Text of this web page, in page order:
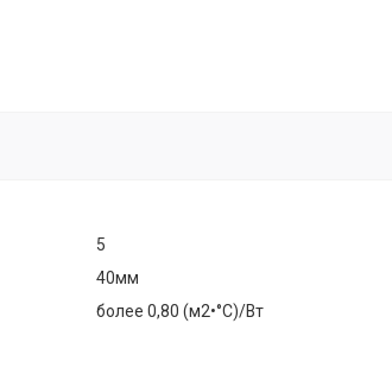
5
40мм
более 0,80 (м2•°С)/Вт